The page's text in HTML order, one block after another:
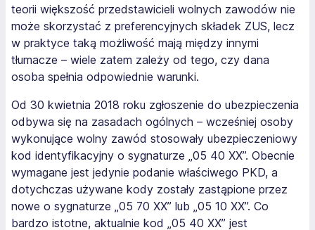
teorii większość przedstawicieli wolnych zawodów nie
może skorzystać z preferencyjnych składek ZUS, lecz
w praktyce taką możliwość mają między innymi
tłumacze – wiele zatem zależy od tego, czy dana
osoba spełnia odpowiednie warunki.
Od 30 kwietnia 2018 roku zgłoszenie do ubezpieczenia
odbywa się na zasadach ogólnych – wcześniej osoby
wykonujące wolny zawód stosowały ubezpieczeniowy
kod identyfikacyjny o sygnaturze „05 40 XX”. Obecnie
wymagane jest jedynie podanie właściwego PKD, a
dotychczas używane kody zostały zastąpione przez
nowe o sygnaturze „05 70 XX” lub „05 10 XX”. Co
bardzo istotne, aktualnie kod „05 40 XX” jest